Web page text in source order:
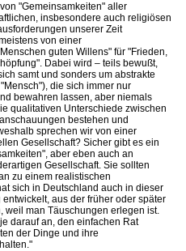
"Gemeinsamkeiten" aller
insbesondere auch religiösen
unserer Zeit
von einer
guten Willens" für "Frieden,
Dabei wird – teils bewußt,
samt und sonders um abstrakte
die sich immer nur
bewahren lassen, aber niemals
qualitativen Unterschiede zwischen
bestehen und
sprechen wir von einer
Gesellschaft? Sicher gibt es ein
aber eben auch an
Gesellschaft. Sie sollten
zu einem realistischen
sich in Deutschland auch in dieser
aus der früher oder später
weil man Täuschungen erlegen ist.
darauf an, den einfachen Rat
der Dinge und ihre